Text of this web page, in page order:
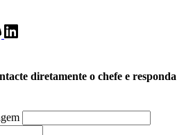
diretamente o chefe e responda